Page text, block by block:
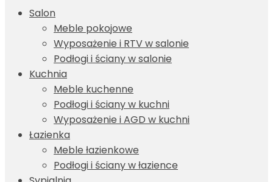
Salon
Meble pokojowe
Wyposażenie i RTV w salonie
Podłogi i ściany w salonie
Kuchnia
Meble kuchenne
Podłogi i ściany w kuchni
Wyposażenie i AGD w kuchni
Łazienka
Meble łazienkowe
Podłogi i ściany w łazience